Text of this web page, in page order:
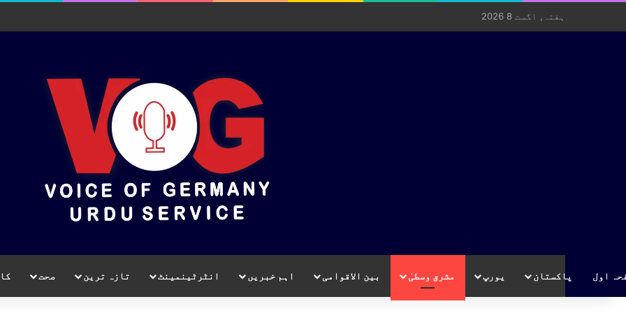
ہفتہ, اگست 8 2026
اول پاکستان یورپ مشرق وسطیٰ بین الاقوامی اہم خبریں انٹرٹینمینٹ تازہ ترین صحت